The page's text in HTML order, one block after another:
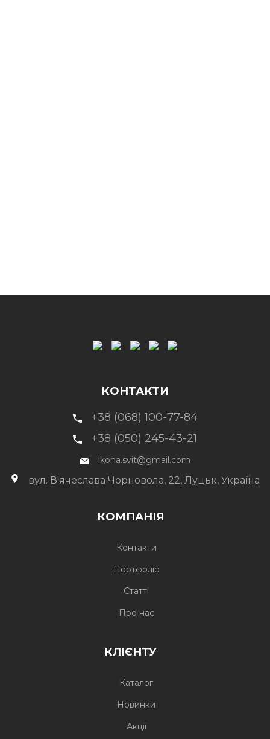
КОМПАНІЯ
Контакти
Портфоліо
Статті
Про нас
КЛІЄНТУ
Каталог
Новинки
Акції
КОНТАКТИ
+38 (068) 100-77-84
+38 (050) 245-43-21
ikona.svit@gmail.com
вул. В'ячеслава Чорновола, 22, Луцьк, Україна